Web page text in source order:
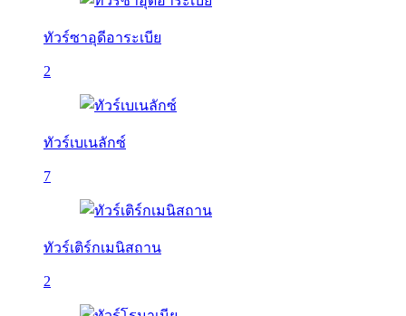
ทัวร์ซาอุดีอาระเบีย
2
ทัวร์เบเนลักซ์
7
ทัวร์เติร์กเมนิสถาน
2